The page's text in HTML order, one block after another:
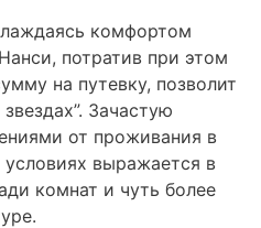
комфортом
потратив при этом
на путевку, позволит
Зачастую
от проживания в
выражается в
комнат и чуть более